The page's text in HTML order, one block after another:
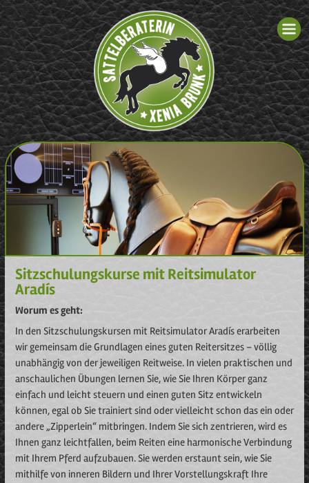
Sitzschulungskurse mit Reitsimulator
Aradís
Worum es geht:
In den Sitzschulungskursen mit Reitsimulator Aradís erarbeiten
wir gemeinsam die Grundlagen eines guten Reitersitzes – völlig
unabhängig von der jeweiligen Reitweise. In vielen praktischen und
anschaulichen Übungen lernen Sie, wie Sie Ihren Körper ganz
einfach und leicht steuern und einen guten Sitz entwickeln
können, egal ob Sie trainiert sind oder vielleicht schon das ein oder
andere „Zipperlein“ mitbringen. Indem Sie sich zentrieren, wird es
Ihnen ganz leichtfallen, beim Reiten eine harmonische Verbindung
mit Ihrem Pferd aufzubauen. Sie werden erstaunt sein, wie Sie
mithilfe von inneren Bildern und Ihrer Vorstellungskraft Ihre